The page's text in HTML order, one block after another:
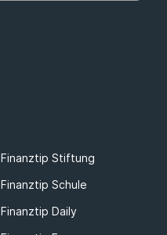
Finanztip Stiftung
Finanztip Schule
Finanztip Daily